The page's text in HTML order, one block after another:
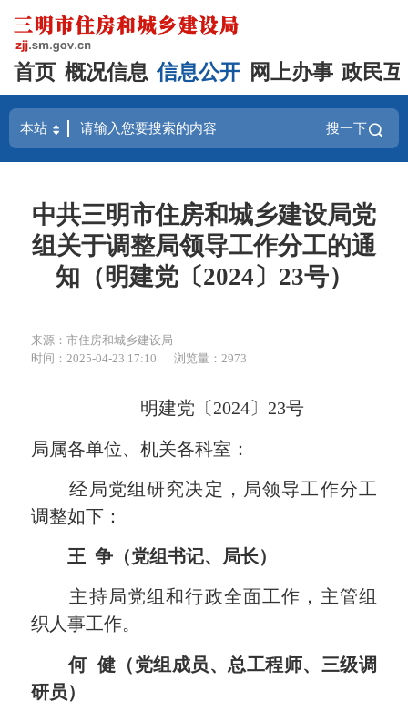
首页 概况信息 信息公开 网上办事 政民
搜一下
中共三明市住房和城乡建设局党
组关于调整局领导工作分工的通
知（明建党〔2024〕23号）
来源：市住房和城乡建设局
时间：2025-04-23 17:10
浏览量：2973
明建党〔2024〕23号
局属各单位、机关各科室：
经局党组研究决定，局领导工作分工
调整如下：
王 争（党组书记、局长）
主持局党组和行政全面工作，主管组
织人事工作。
何 健（党组成员、总工程师、三级调
研员）